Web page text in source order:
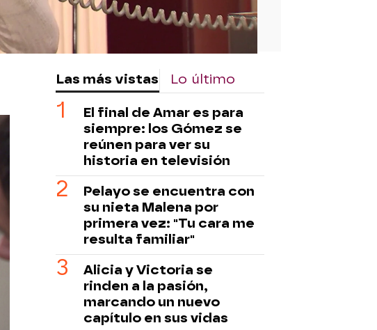
Las más vistas Lo último
El final de Amar es para
siempre: los Gómez se
reúnen para ver su
historia en televisión
Pelayo se encuentra con
su nieta Malena por
primera vez: "Tu cara me
resulta familiar"
Alicia y Victoria se
rinden a la pasión,
marcando un nuevo
capítulo en sus vidas